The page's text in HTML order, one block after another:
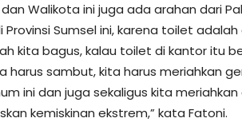
Walikota ini juga ada arahan dari
Provinsi Sumsel ini, karena toilet
kita bagus, kalau toilet di kantor itu
harus sambut, kita harus meriahkan
ini dan juga sekaligus kita
kemiskinan ekstrem,” kata Fatoni.